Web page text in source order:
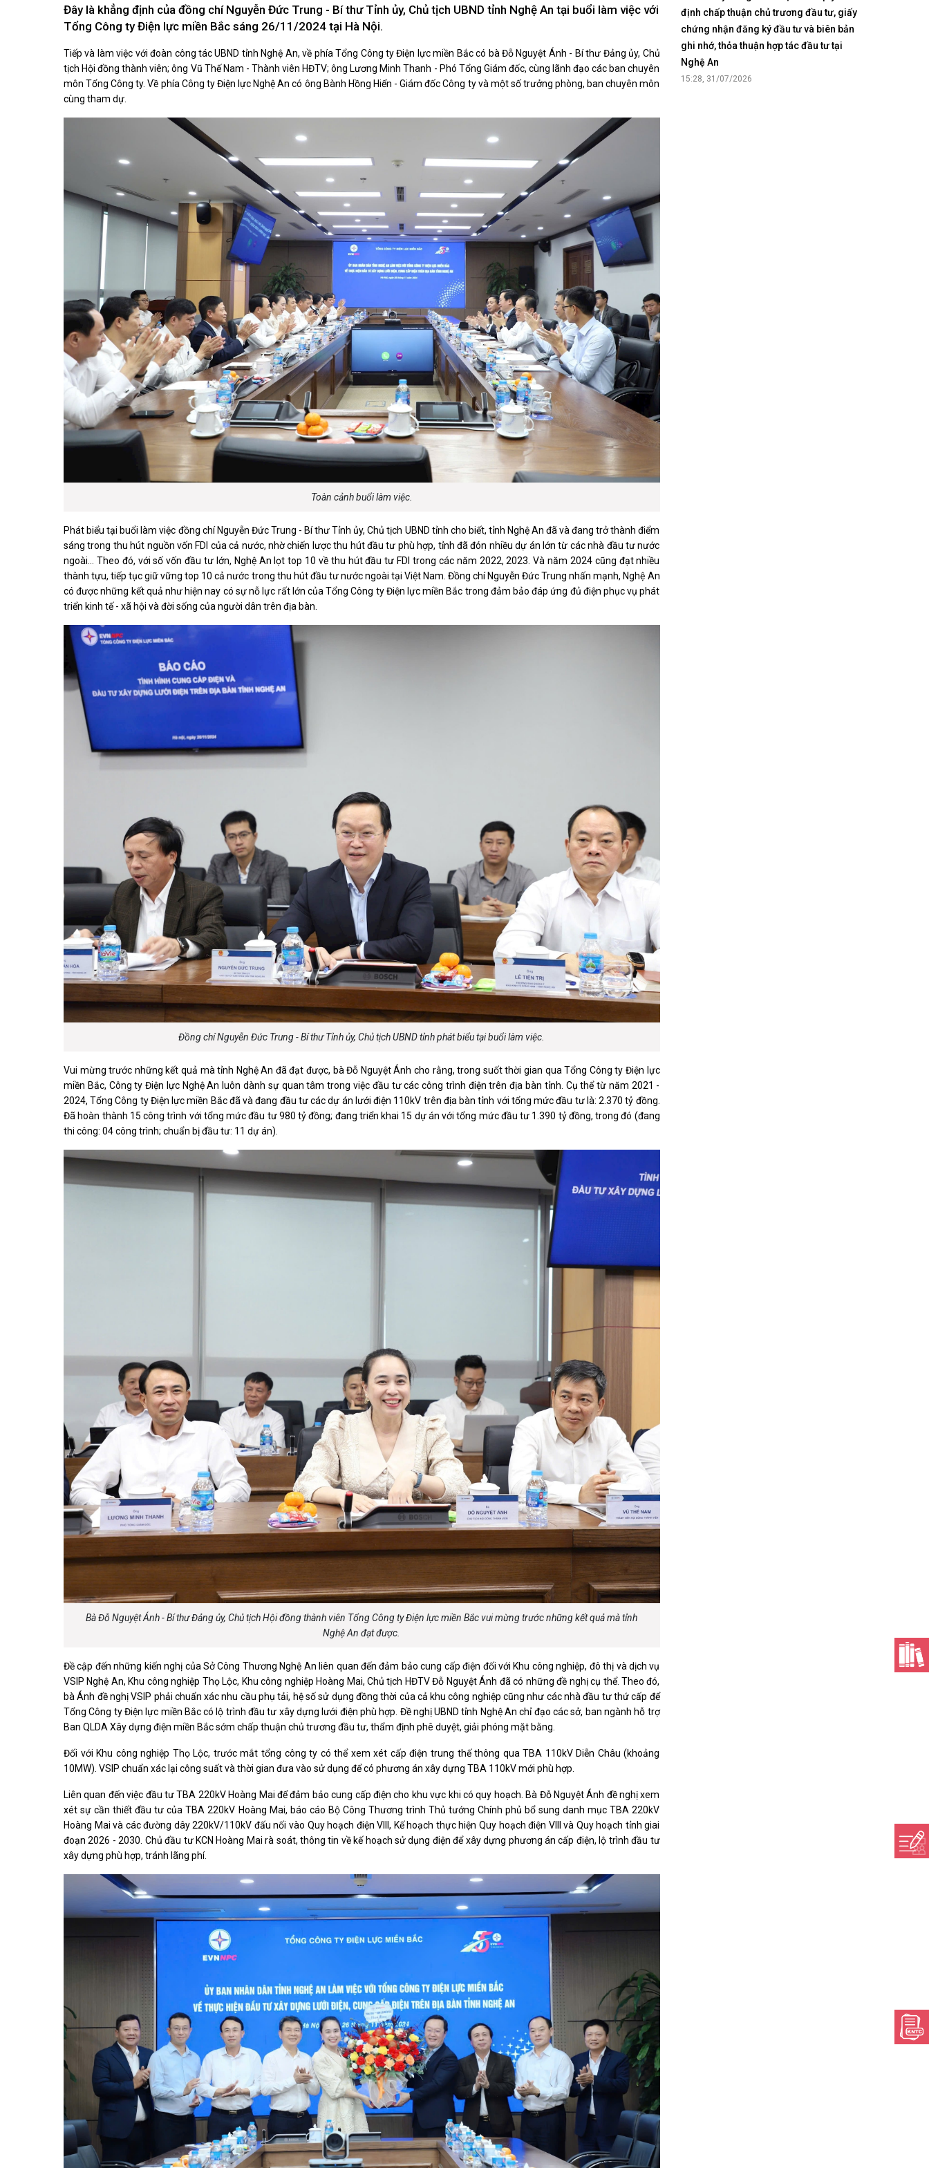
Kiến nghị của cử tri với Đoàn ĐBQH tỉnh
Kiến nghị của cử tri với HĐND tỉnh
Thông báo chuyển đơn
Văn bản tổng hợp trả lời KNCT
Chủ trương, chính sách mới
Góp ý xây dựng Chính Sách, Pháp Luật
Xây dựng nông thôn mới
Nhịp cầu đầu tư
NGHIÊN CỨU - TRAO ĐỔI
NON NƯỚC, CON NGƯỜI XỨ NGHỆ
Thương hiệu xứ Nghệ
Du lịch miền Tây Nghệ An - tiềm năng và
Ảnh đẹp xứ Nghệ
NHÌN RA TỈNH BẠN, XÃ BẠN
CUỘC SỐNG THƯỜNG NGÀY
Cuộc sống thường ngày
QUẢNG BÁ THƯƠNG HIỆU
Quảng bá thương hiệu
LIÊN KẾT NGOÀI
Youtube ĐBND tỉnh Nghệ An
Fanpage ĐBND tỉnh Nghệ An
Cổng thông tin điện tử tỉnh Nghệ An
Cổng thông tin điện tử Quốc hội
Cơ sở dữ liệu quốc gia về văn bản pháp
luật
Báo Đại biểu nhân dân
Đây là khẳng định của đồng chí Nguyễn Đức Trung - Bí thư Tỉnh ủy, Chủ tịch UBND tỉnh Nghệ An tại buổi làm việc với
Tổng Công ty Điện lực miền Bắc sáng 26/11/2024 tại Hà Nội.
Tiếp và làm việc với đoàn công tác UBND tỉnh Nghệ An, về phía Tổng Công ty Điện lực miền Bắc có bà Đỗ Nguyệt Ánh - Bí thư Đảng ủy, Chủ
tịch Hội đồng thành viên; ông Vũ Thế Nam - Thành viên HĐTV; ông Lương Minh Thanh - Phó Tổng Giám đốc, cùng lãnh đạo các ban chuyên
môn Tổng Công ty. Về phía Công ty Điện lực Nghệ An có ông Bành Hồng Hiển - Giám đốc Công ty và một số trưởng phòng, ban chuyên môn
cùng tham dự.
Toàn cảnh buổi làm việc.
Phát biểu tại buổi làm việc đồng chí Nguyễn Đức Trung - Bí thư Tỉnh ủy, Chủ tịch UBND tỉnh cho biết, tỉnh Nghệ An đã và đang trở thành điểm
sáng trong thu hút nguồn vốn FDI của cả nước, nhờ chiến lược thu hút đầu tư phù hợp, tỉnh đã đón nhiều dự án lớn từ các nhà đầu tư nước
ngoài… Theo đó, với số vốn đầu tư lớn, Nghệ An lọt top 10 về thu hút đầu tư FDI trong các năm 2022, 2023. Và năm 2024 cũng đạt nhiều
thành tựu, tiếp tục giữ vững top 10 cả nước trong thu hút đầu tư nước ngoài tại Việt Nam. Đồng chí Nguyễn Đức Trung nhấn mạnh, Nghệ An
có được những kết quả như hiện nay có sự nỗ lực rất lớn của Tổng Công ty Điện lực miền Bắc trong đảm bảo đáp ứng đủ điện phục vụ phát
triển kinh tế - xã hội và đời sống của người dân trên địa bàn.
Đồng chí Nguyễn Đức Trung - Bí thư Tỉnh ủy, Chủ tịch UBND tỉnh phát biểu tại buổi làm việc.
Vui mừng trước những kết quả mà tỉnh Nghệ An đã đạt được, bà Đỗ Nguyệt Ánh cho rằng, trong suốt thời gian qua Tổng Công ty Điện lực
miền Bắc, Công ty Điện lực Nghệ An luôn dành sự quan tâm trong việc đầu tư các công trình điện trên địa bàn tỉnh. Cụ thể từ năm 2021 -
2024, Tổng Công ty Điện lực miền Bắc đã và đang đầu tư các dự án lưới điện 110kV trên địa bàn tỉnh với tổng mức đầu tư là: 2.370 tỷ đồng.
Đã hoàn thành 15 công trình với tổng mức đầu tư 980 tỷ đồng; đang triển khai 15 dự án với tổng mức đầu tư 1.390 tỷ đồng, trong đó (đang
thi công: 04 công trình; chuẩn bị đầu tư: 11 dự án).
Bà Đỗ Nguyệt Ánh - Bí thư Đảng ủy, Chủ tịch Hội đồng thành viên Tổng Công ty Điện lực miền Bắc vui mừng trước những kết quả mà tỉnh
Nghệ An đạt được.
Đề cập đến những kiến nghị của Sở Công Thương Nghệ An liên quan đến đảm bảo cung cấp điện đối với Khu công nghiệp, đô thị và dịch vụ
VSIP Nghệ An, Khu công nghiệp Thọ Lộc, Khu công nghiệp Hoàng Mai, Chủ tịch HĐTV Đỗ Nguyệt Ánh đã có những đề nghị cụ thể. Theo đó,
bà Ánh đề nghị VSIP phải chuẩn xác nhu cầu phụ tải, hệ số sử dụng đồng thời của cả khu công nghiệp cũng như các nhà đầu tư thứ cấp để
Tổng Công ty Điện lực miền Bắc có lộ trình đầu tư xây dựng lưới điện phù hợp. Đề nghị UBND tỉnh Nghệ An chỉ đạo các sở, ban ngành hỗ trợ
Ban QLDA Xây dựng điện miền Bắc sớm chấp thuận chủ trương đầu tư, thẩm định phê duyệt, giải phóng mặt bằng.
Đối với Khu công nghiệp Thọ Lộc, trước mắt tổng công ty có thể xem xét cấp điện trung thế thông qua TBA 110kV Diễn Châu (khoảng
10MW). VSIP chuẩn xác lại công suất và thời gian đưa vào sử dụng để có phương án xây dựng TBA 110kV mới phù hợp.
Liên quan đến việc đầu tư TBA 220kV Hoàng Mai để đảm bảo cung cấp điện cho khu vực khi có quy hoạch. Bà Đỗ Nguyệt Ánh đề nghị xem
xét sự cần thiết đầu tư của TBA 220kV Hoàng Mai, báo cáo Bộ Công Thương trình Thủ tướng Chính phủ bổ sung danh mục TBA 220kV
Hoàng Mai và các đường dây 220kV/110kV đấu nối vào Quy hoạch điện VIII, Kế hoạch thực hiện Quy hoạch điện VIII và Quy hoạch tỉnh giai
đoạn 2026 - 2030. Chủ đầu tư KCN Hoàng Mai rà soát, thông tin về kế hoạch sử dụng điện để xây dựng phương án cấp điện, lộ trình đầu tư
xây dựng phù hợp, tránh lãng phí.
định chấp thuận chủ trương đầu tư, giấy
chứng nhận đăng ký đầu tư và biên bản
ghi nhớ, thỏa thuận hợp tác đầu tư tại
Nghệ An
15:28, 31/07/2026